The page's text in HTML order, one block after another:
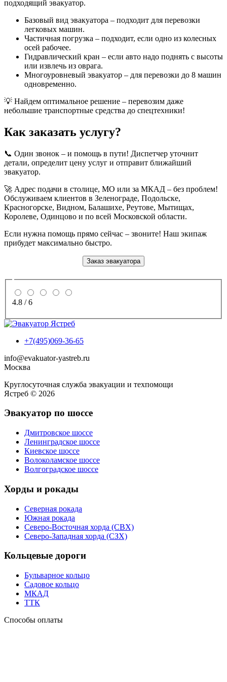
подходящий эвакуатор.
Базовый вид эвакуатора – подходит для перевозки
легковых машин.
Частичная погрузка – подходит, если одно из колесных
осей рабочее.
Гидравлический кран – если авто надо поднять с высоты
или извлечь из оврага.
Многоуровневый эвакуатор – для перевозки до 8 машин
одновременно.
💡 Найдем оптимальное решение – перевозим даже
небольшие транспортные средства до спецтехники!
Как заказать услугу?
📞 Один звонок – и помощь в пути! Диспетчер уточнит
детали, определит цену услуг и отправит ближайший
эвакуатор.
🚀 Адрес подачи в столице, МО или за МКАД – без проблем!
Обслуживаем клиентов в Зеленограде, Подольске,
Красногорске, Видном, Балашихе, Реутове, Мытищах,
Королеве, Одинцово и по всей Московской области.
Если нужна помощь прямо сейчас – звоните! Наш экипаж
прибудет максимально быстро.
Заказ эвакуатора
4.8 /6
+7(495)069-36-65
info@evakuator-yastreb.ru
Москва
Круглосуточная служба эвакуации и техпомощи
Ястреб © 2026
Эвакуатор по шоссе
Дмитровское шоссе
Ленинградское шоссе
Киевское шоссе
Волоколамское шоссе
Волгоградское шоссе
Хорды и рокады
Северная рокада
Южная рокада
Северо-Восточная хорда (СВХ)
Северо-Западная хорда (СЗХ)
Кольцевые дороги
Бульварное кольцо
Садовое кольцо
МКАД
ТТК
Способы оплаты